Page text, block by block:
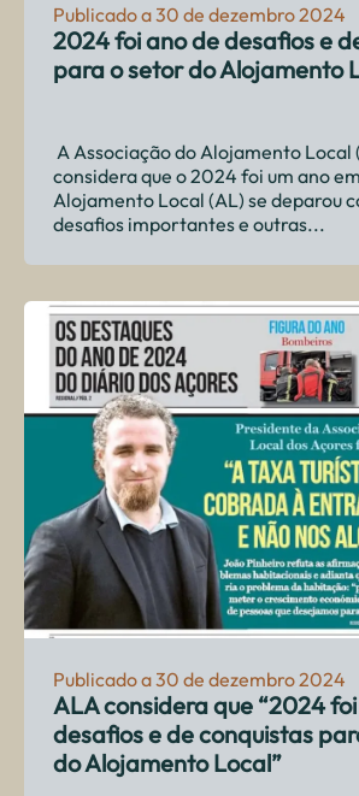
Publicado a 30 de dezembro 2024
2024 foi ano de desafios e
para o setor do Alojamento
A Associação do Alojamento Local
considera que o 2024 foi um ano
Alojamento Local (AL) se deparou
desafios importantes e outras...
Publicado a 30 de dezembro 2024
ALA considera que “2024
desafios e de conquistas
do Alojamento Local”